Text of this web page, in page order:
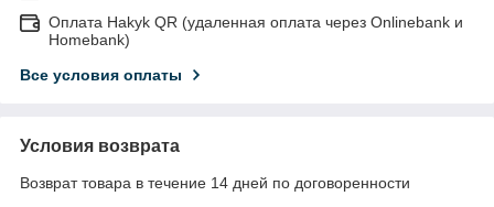
Оплата Hakyk QR (удаленная оплата через Onlinebank и
Homebank)
Все условия оплаты
Условия возврата
Возврат товара в течение 14 дней по договоренности